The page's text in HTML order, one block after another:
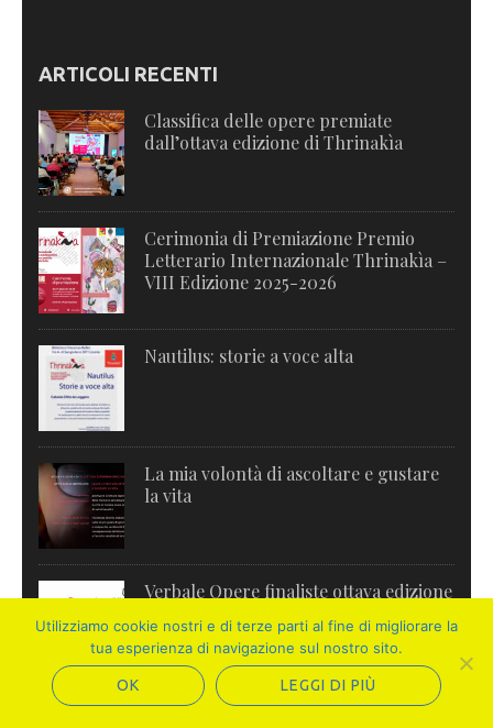
ARTICOLI RECENTI
Classifica delle opere premiate
dall’ottava edizione di Thrinakìa
Cerimonia di Premiazione Premio
Letterario Internazionale Thrinakìa –
VIII Edizione 2025-2026
Nautilus: storie a voce alta
La mia volontà di ascoltare e gustare
la vita
Verbale Opere finaliste ottava edizione
Utilizziamo cookie nostri e di terze parti al fine di migliorare la
tua esperienza di navigazione sul nostro sito.
OK LEGGI DI PIÙ